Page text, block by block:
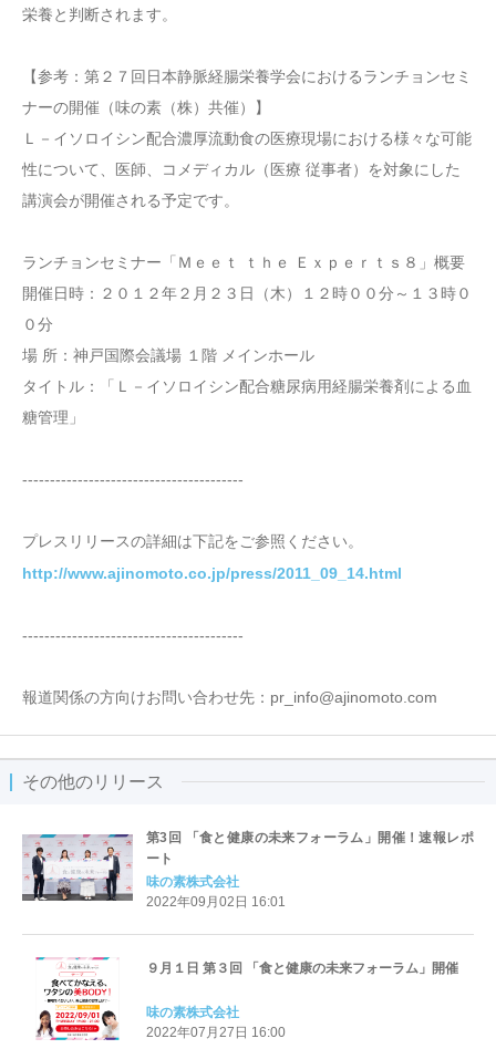
栄養と判断されます。
【参考：第２７回日本静脈経腸栄養学会におけるランチョンセミ
ナーの開催（味の素（株）共催）】
Ｌ－イソロイシン配合濃厚流動食の医療現場における様々な可能
性について、医師、コメディカル（医療 従事者）を対象にした
講演会が開催される予定です。
ランチョンセミナー「Ｍｅｅｔ ｔｈｅ Ｅｘｐｅｒｔｓ８」概要
開催日時：２０１２年２月２３日（木）１２時００分～１３時０
０分
場 所：神戸国際会議場 １階 メインホール
タイトル：「Ｌ－イソロイシン配合糖尿病用経腸栄養剤による血
糖管理」
----------------------------------------
プレスリリースの詳細は下記をご参照ください。
http://www.ajinomoto.co.jp/press/2011_09_14.html
----------------------------------------
報道関係の方向けお問い合わせ先：pr_info@ajinomoto.com
その他のリリース
第3回 「食と健康の未来フォーラム」開催！速報レポ
ート
味の素株式会社
2022年09月02日 16:01
９月１日 第３回 「食と健康の未来フォーラム」開催
味の素株式会社
2022年07月27日 16:00